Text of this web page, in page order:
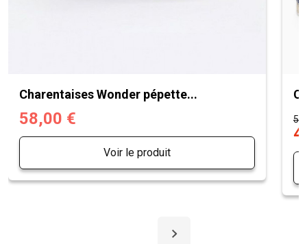
Charentaises Wonder pépette...
58,00 €
Voir le produit